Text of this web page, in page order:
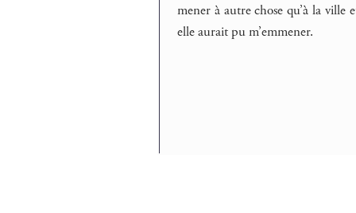
mener à autre chose qu’à la ville
elle aurait pu m’emmener.